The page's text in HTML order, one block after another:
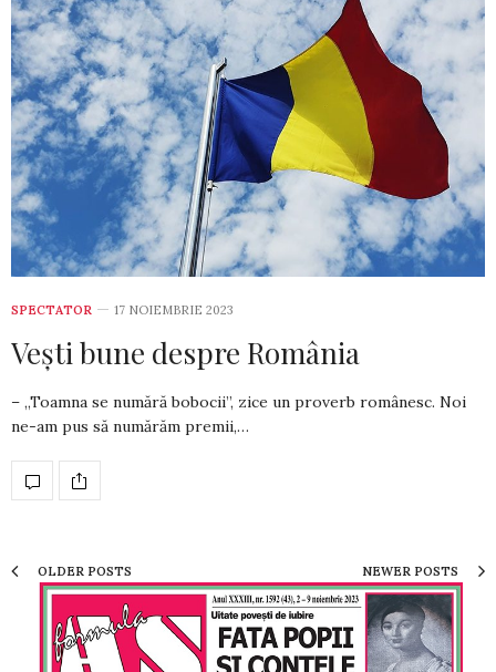
SPECTATOR 17 NOIEMBRIE 2023
Vești bune despre România
– „Toamna se numără bobocii”, zice un proverb româ­nesc. Noi
ne-am pus să numărăm premii,…
OLDER POSTS NEWER POSTS